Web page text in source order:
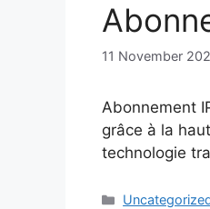
11 November
Abonnement
grâce à la
technologie
Categories